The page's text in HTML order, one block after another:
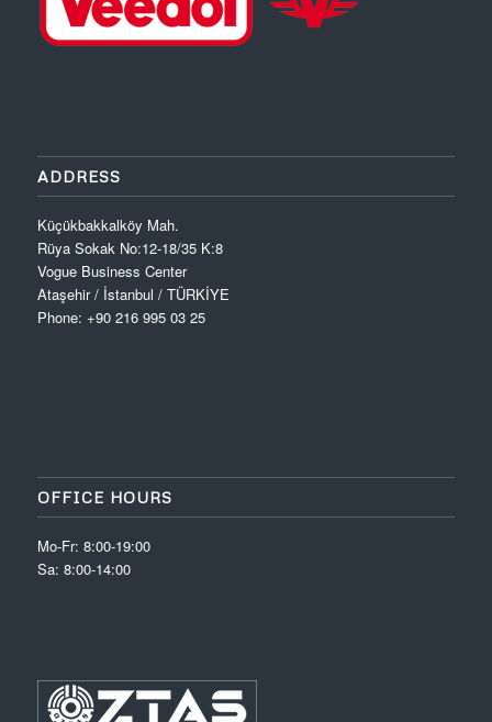
ADDRESS
Küçükbakkalköy Mah.
Rüya Sokak No:12-18/35 K:8
Vogue Business Center
Ataşehir / İstanbul / TÜRKİYE
Phone: +90 216 995 03 25
OFFICE HOURS
Mo-Fr: 8:00-19:00
Sa: 8:00-14:00